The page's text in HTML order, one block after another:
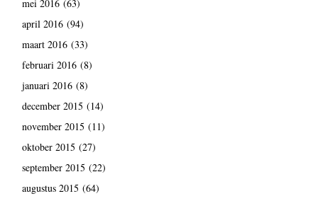
mei 2016(63)
april 2016(94)
maart 2016(33)
februari 2016(8)
januari 2016(8)
december 2015 (14)
november 2015 (11)
oktober 2015 (27)
september 2015 (22)
augustus 2015 (64)